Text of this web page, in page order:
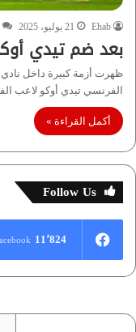
Ehab 21 يوليو، 2025
بعد ضم تيدي
ظهرت أزمة كبيرة داخل نادي
الفرنسي تيدي أوكو لاعب
أكمل القراءة »
Follow Us
11٬824